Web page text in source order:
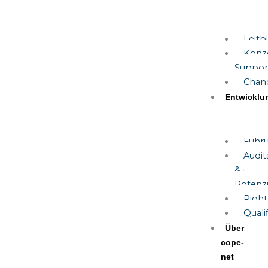
&
Über
cope-
net